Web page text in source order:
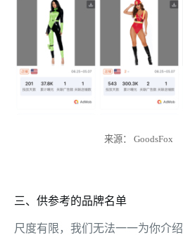
来源： GoodsFox
三、供参考的品牌名单
尺度有限，我们无法一一为你介绍